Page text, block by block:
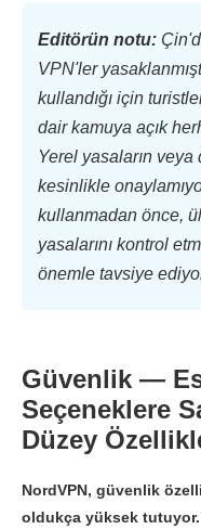
Editörün notu:
VPN'ler
kullandığı için
dair kamuya açık
Yerel yasaların
kesinlikle
kullanmadan önce,
yasalarını kontrol
önemle tavsiye
Güvenlik —
Seçeneklere
Düzey
NordVPN, güvenlik
oldukça yüksek tutuyor.